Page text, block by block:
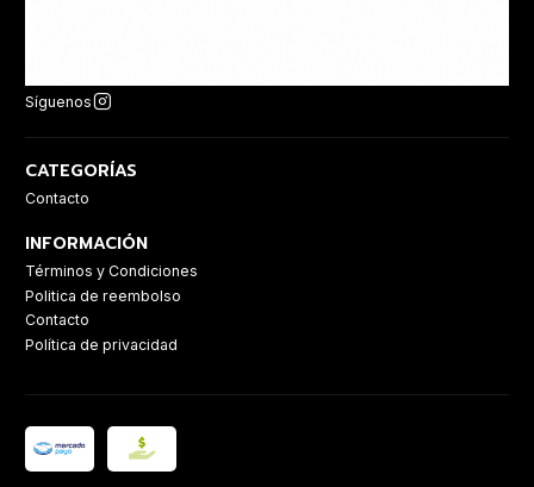
Síguenos
CATEGORÍAS
Contacto
INFORMACIÓN
Términos y Condiciones
Politica de reembolso
Contacto
Política de privacidad